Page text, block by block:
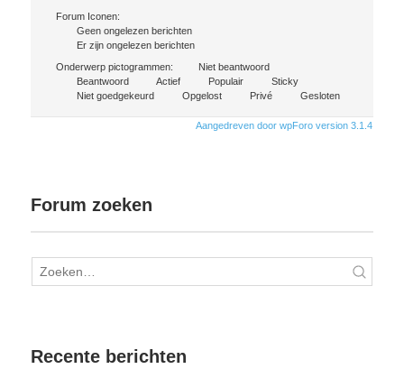
Forum Iconen:
Geen ongelezen berichten
Er zijn ongelezen berichten
Onderwerp pictogrammen:
Niet beantwoord
Beantwoord
Actief Populair
Sticky
Niet goedgekeurd
Opgelost Privé Gesloten
Aangedreven door wpForo version 3.1.4
Forum zoeken
Recente berichten